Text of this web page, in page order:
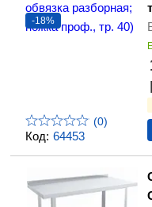
Код: 64453
-18%
(0)